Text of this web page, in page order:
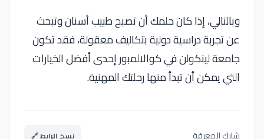
وبالتالي، إذا كان حلمك أن تصبح طبيب أسنان وتبحث
عن تجربة دراسية دولية بتكاليف معقولة، فقد تكون
جامعة لينكولن في كوالالمبور إحدى أفضل الخيارات
التي يمكن أن تبدأ منها رحلتك المهنية.
شارك المعرفة نسخ الرابط 🔗